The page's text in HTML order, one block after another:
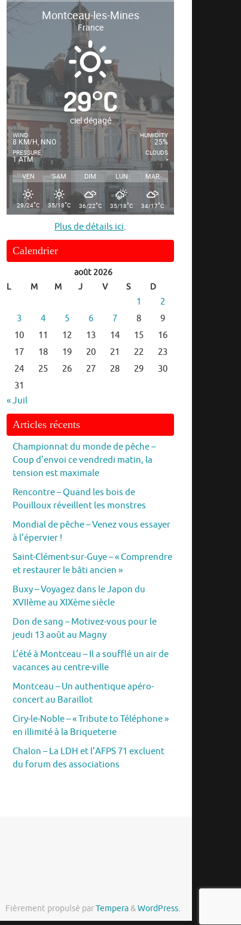
Montceau-les-Mines
France
29°C
ciel dégagé
WIND
8 KM/H, NNO
PRESSURE
1 ATM
HUMIDITY
25%
CLOUDS
-
VEN SAM DIM LUN MAR
29/24°C 35/18°C 36/22°C 35/18°C 34/17°C
Plus de détails ici.
Calendrier
août 2026
L
M M J V S D
1
2
3
4 5 6 7 8
9
10
11 12 13 14 15
16
17
18 19 20 21 22
23
24
25 26 27 28 29
30
31
« Juil
Articles récents
Championnat du monde de pêche –
Coup d’envoi ce vendredi matin, la
tension est maximale
Rencontre – Quand les bois de
Pouilloux réveillent les monstres
Mondial de pêche – Venez vous essayer
à l’épervier !
Saint-Clément-sur-Guye – « Comprendre
et restaurer le bâti ancien »
Buxy – Voyagez dans le Japon du
XVIIème au XIXème siècle
Don de sang – Motivez-vous pour le
jeudi 13 août au Magny
L’été à Montceau – Il a soufflé un air de
vacances au centre-ville
Montceau – Un authentique apéro-
concert au Baraillot
Ciry-le-Noble – « Tribute to Téléphone »
en illimité à la Briqueterie
Chalon – La LDH et l’AFPS 71 excluent
du forum des associations
Fièrement propulsé parTempera&WordPress.